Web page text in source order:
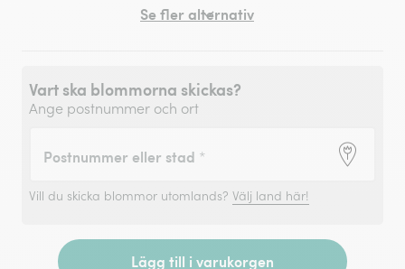
Se fler alternativ
Vart ska blommorna skickas?
Ange postnummer och ort
Postnummer eller stad *
Vill du skicka blommor utomlands? Välj land här!
Lägg till i varukorgen